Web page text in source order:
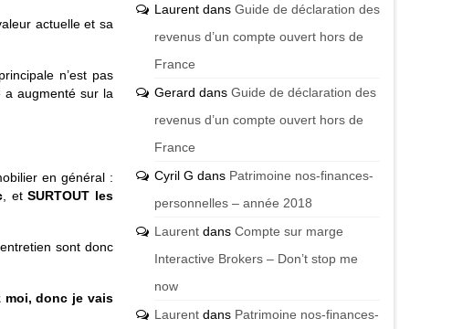
actuelle et sa
n’est pas
augmenté sur la
en général :
, etSURTOUT les
sont donc
moi, donc je vais
Laurentdans Guide de déclaration des
revenus d’un compte ouvert hors de
France
Gerard dans Guide de déclaration des
revenus d’un compte ouvert hors de
France
Cyril G dans Patrimoine nos-finances-
personnelles – année 2018
Laurentdans Compte sur marge
Interactive Brokers – Don’t stop me
now
Laurentdans Patrimoine nos-finances-